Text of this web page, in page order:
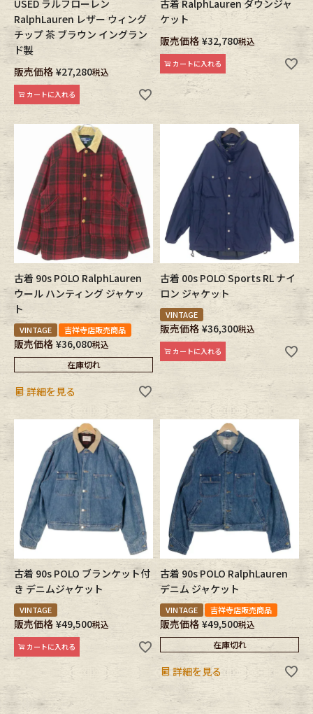
USED ラルフローレン
RalphLauren レザー ウィング
チップ 茶 ブラウン イングラン
ド製
販売価格 ¥27,280税込
カートに入れる
古着 RalphLauren ダウンジャ
ケット
販売価格 ¥32,780税込
カートに入れる
古着 90s POLO RalphLauren
ウール ハンティング ジャケッ
ト
VINTAGE 吉祥寺店販売商品
販売価格 ¥36,080税込
在庫切れ
詳細を見る
古着 00s POLO Sports RL ナイ
ロン ジャケット
VINTAGE
販売価格 ¥36,300税込
カートに入れる
古着 90s POLO ブランケット付
き デニムジャケット
VINTAGE
販売価格 ¥49,500税込
カートに入れる
古着 90s POLO RalphLauren
デニム ジャケット
VINTAGE 吉祥寺店販売商品
販売価格 ¥49,500税込
在庫切れ
詳細を見る